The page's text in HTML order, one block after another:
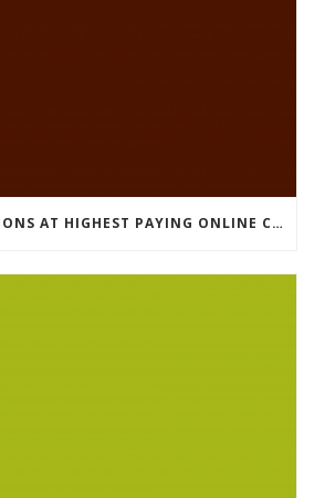
EVENT PROMOTIONS AT HIGHEST PAYING ONLINE CASINOS WITH BEST RTP